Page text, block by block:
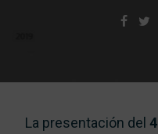
La presentación del